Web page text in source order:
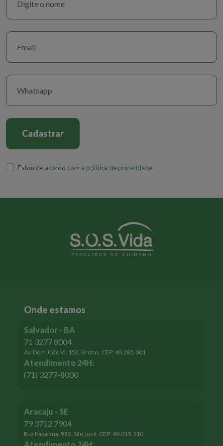
surgir a partir do uso desses remédios sem a devida orientação
médica.
medicamentos tem efeitos colaterais, podem ser tóxicos –
alguns menos, outros mais – a ivermectina não é tão tóxica, mas
utilizada de forma repetida pode ter uma toxicidade hepática
muito grande.
Outro ponto negativo causado pela ideia de que se pode tomar
uma falsa sensação de proteção, que põe em risco tanto a
segue.
E além disso, esses medicamentos vão terminar iludindo a
pessoa, que pode achar que realmente não pega a doença e ser
mais displicente com as medidas de proteção, como o
efeito algum. As pessoas estão gastando dinheiro, se expondo a
efeitos colaterais e não estão se protegendo.
Cadastrar
Estou de acordo com a política de privacidade.
Onde estamos
Salvador - BA
71 3277 8004
Av. Dom João VI, 152, Brotas, CEP: 40.285.001
Atendimento 24H:
(71) 3277-8000
Aracaju - SE
79 3712 7904
Rua Itabaiana, 952, São José, CEP: 49.015.110